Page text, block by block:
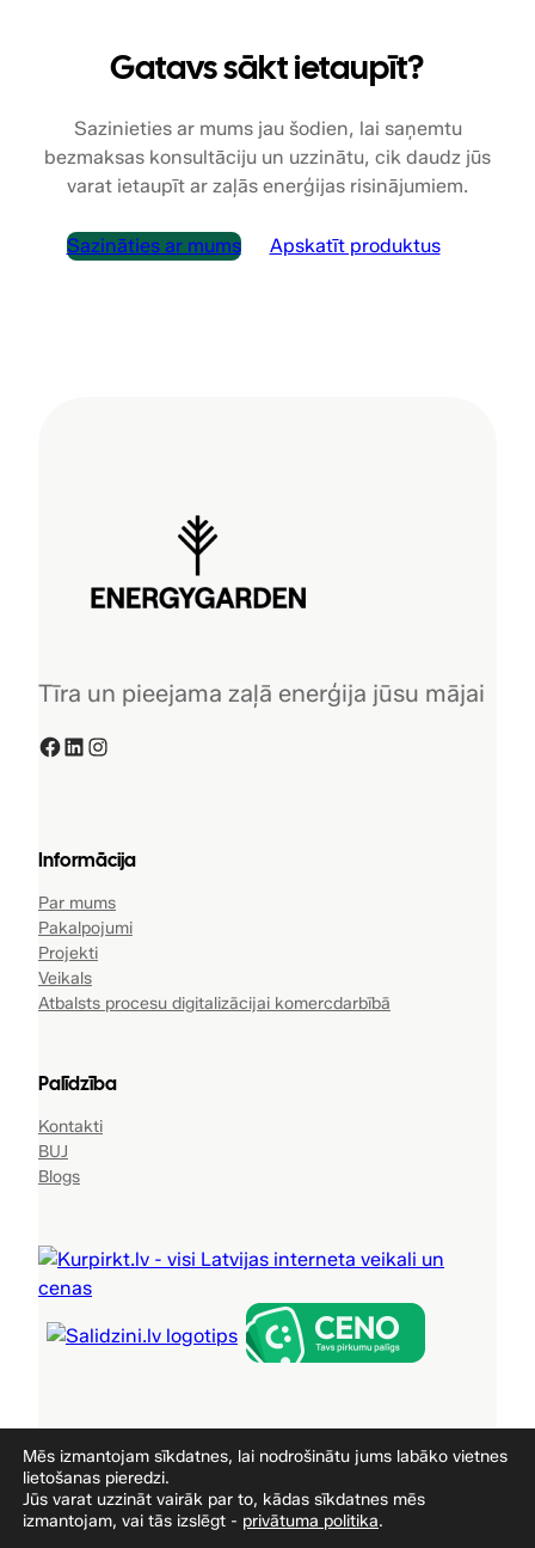
Gatavs sākt ietaupīt?
Sazinieties ar mums jau šodien, lai saņemtu
bezmaksas konsultāciju un uzzinātu, cik daudz jūs
varat ietaupīt ar zaļās enerģijas risinājumiem.
Sazināties ar mums Apskatīt produktus
Tīra un pieejama zaļā enerģija jūsu mājai
Facebook LinkedIn Instagram
Informācija
Par mums
Pakalpojumi
Projekti
Veikals
Atbalsts procesu digitalizācijai komercdarbībā
Palīdzība
Kontakti
BUJ
Blogs
Sporta preces, Tūrisma preces,
Veidojawww.automatizacijas.lv
Mēs izmantojam sīkdatnes, lai nodrošinātu jums labāko vietnes
lietošanas pieredzi.
Jūs varat uzzināt vairāk par to, kādas sīkdatnes mēs
izmantojam, vai tās izslēgt - privātuma politika.